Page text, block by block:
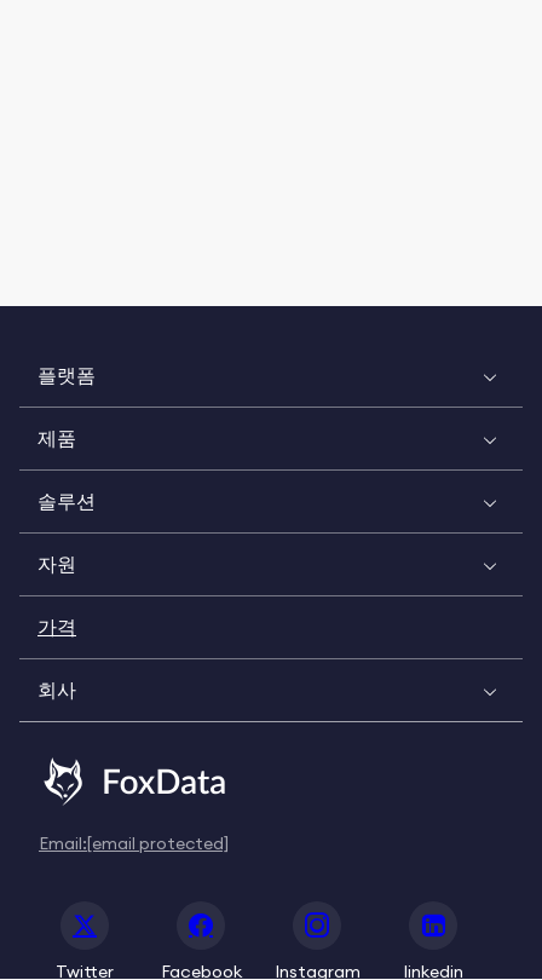
플랫폼
제품
솔루션
자원
가격
회사
Email:[email protected]
Twitter Facebook Instagram linkedin